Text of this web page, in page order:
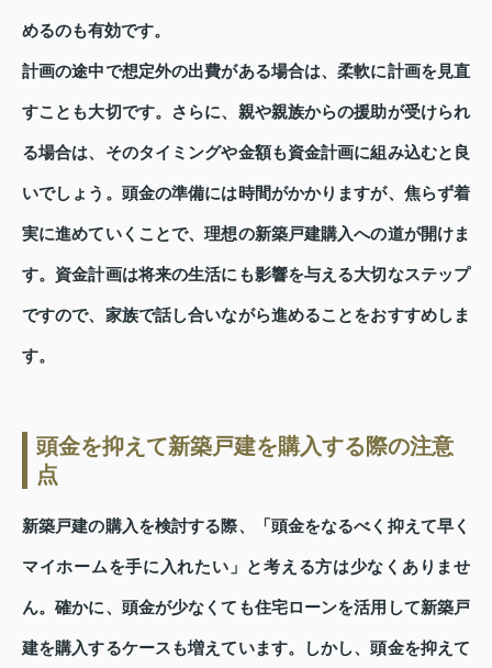
めるのも有効です。
計画の途中で想定外の出費がある場合は、柔軟に計画を見直
すことも大切です。さらに、親や親族からの援助が受けられ
る場合は、そのタイミングや金額も資金計画に組み込むと良
いでしょう。頭金の準備には時間がかかりますが、焦らず着
実に進めていくことで、理想の新築戸建購入への道が開けま
す。資金計画は将来の生活にも影響を与える大切なステップ
ですので、家族で話し合いながら進めることをおすすめしま
す。
頭金を抑えて新築戸建を購入する際の注意
点
新築戸建の購入を検討する際、「頭金をなるべく抑えて早く
マイホームを手に入れたい」と考える方は少なくありませ
ん。確かに、頭金が少なくても住宅ローンを活用して新築戸
建を購入するケースも増えています。しかし、頭金を抑えて